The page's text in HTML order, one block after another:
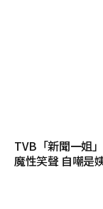
TVB「新聞一姐
魔性笑聲 自嘲是